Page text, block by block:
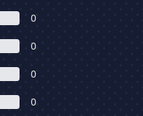
0
0
0
0